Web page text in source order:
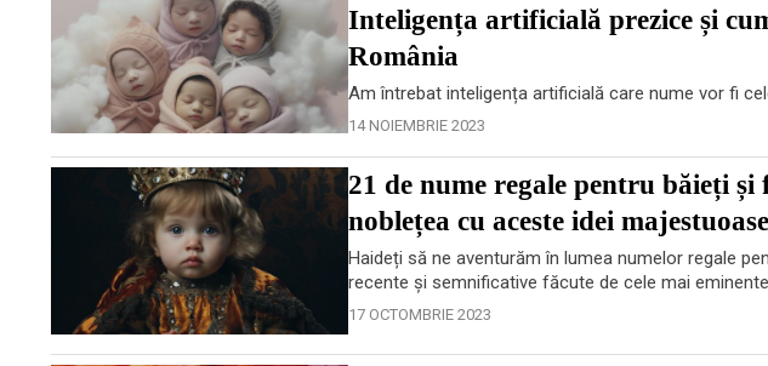
Inteligența artificială prezice și
România
Am întrebat inteligența artificială care nume vor fi
14 NOIEMBRIE 2023
21 de nume regale pentru băieți și
noblețea cu aceste idei majestuoase
Haideți să ne aventurăm în lumea numelor regale
recente și semnificative făcute de cele mai
17 OCTOMBRIE 2023